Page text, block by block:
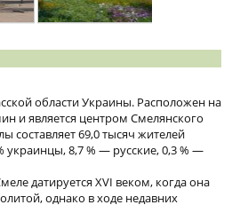
области Украины. Расположен на
и является центром Смелянского
составляет 69,0 тысяч жителей
украинцы, 8,7 % — русские, 0,3 % —
датируется XVI веком, когда она
однако в ходе недавних